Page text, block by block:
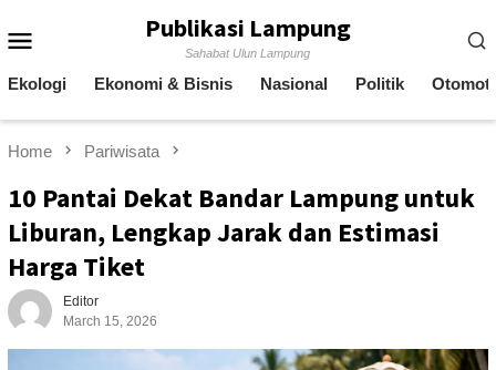
to
Publikasi Lampung
Sahabat Ulun Lampung
Ekologi Ekonomi & Bisnis Nasional Politik
Home Pariwisata
10 Pantai Dekat Bandar Lampung untuk
Liburan, Lengkap Jarak dan Estimasi
Harga Tiket
Editor
March 15, 2026